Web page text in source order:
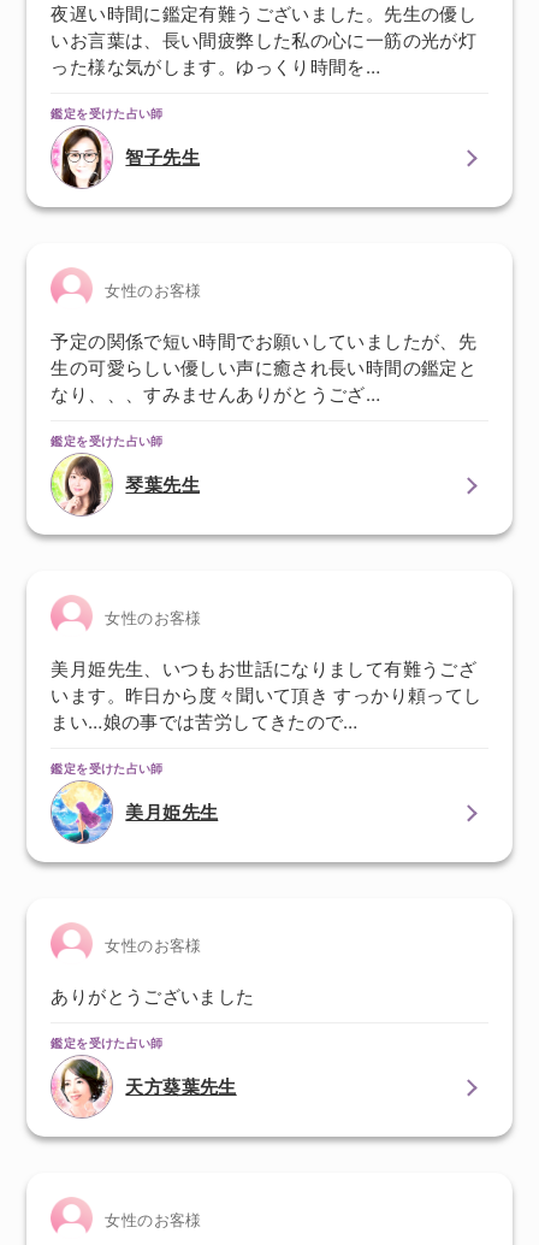
夜遅い時間に鑑定有難うございました。先生の優し
いお言葉は、長い間疲弊した私の心に一筋の光が灯
った様な気がします。ゆっくり時間を…
鑑定を受けた占い師
智子先生
女性のお客様
予定の関係で短い時間でお願いしていましたが、先
生の可愛らしい優しい声に癒され長い時間の鑑定と
なり、、、すみませんありがとうござ…
鑑定を受けた占い師
琴葉先生
女性のお客様
美月姫先生、いつもお世話になりまして有難うござ
います。昨日から度々聞いて頂き すっかり頼ってし
まい…娘の事では苦労してきたので…
鑑定を受けた占い師
美月姫先生
女性のお客様
ありがとうございました
鑑定を受けた占い師
天方葵葉先生
女性のお客様